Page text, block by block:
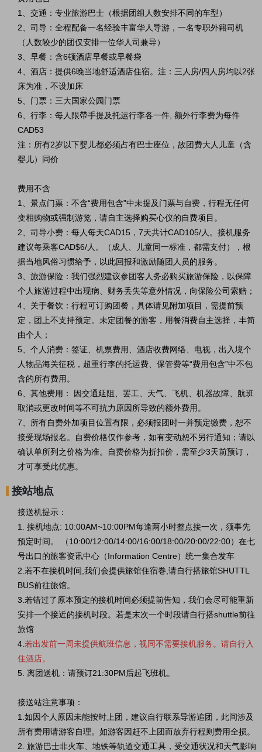
1、 交通：专业旅游巴士（根据团组人数安排不同的车型）
2、 司导： 全程配备一名经验丰富华人导游，一名专职外籍司机
（人数较少的团仅安排一位华人司兼导）
3、早餐：含6顿酒店早餐或早餐袋
4、酒店：提供6晚当地舒适酒店住宿。注：三人房/四人房均以2张
床为准，不设加床
5、门票：三大国家公园门票
6、行李：每人限帶手提及托运行李各一件, 额外行李费为每件
CAD53
注：所有2岁以下婴儿都必须占有巴士座位，故团费大人儿童（含
婴儿）同价
费用不含
1、景点门票：不含“费用包含”中未提及门票与自费，行程无任何
变相购物或强制游览，请自主选择购买心仪的自费项目。
2、司导小费： 每人每天CAD15，7天共计CAD105/人。 接机服务
建议每乘客CAD$6/人。 （成人、儿童同一标准，都需支付），根
据当地风俗习惯给予，以此回报和激励随团人员的服务。
3、旅游保险：我们强烈建议参团客人务必购买旅游保险，以保障
个人旅游过程中出现病、财务丢失等意外情况，向保险公司索赔；
4、关于餐饮：行程可订购团餐，具体请见附加项目，需提前预
定，团上不支持预定。未定团餐的游客，用餐消费自主选择，丰简
由个人；
5、个人消费：签证、机票费用、酒店收费网络、电视，出入境个
人物品海关征税，超重行李的托运费、保管费等“费用包含”中不包
含的所有费用。
6、其他费用： 因交通延阻、罢工、天气、飞机、机器故障、航班
取消或更改时间等不可抗力原因所导致的额外费用。
7、所有自费外加项目位置有限，必须报团时一并预定缴费，恕不
接受现场报名。自费价格仅作参考，如有变动恕不另行通知；请以
确认单所列之价格为准。自费价格为折扣价，需至少3天前预订，
才可享受此优惠。
接站地点
接送机提示：
1. 接机地点: 10:00AM~10:00PM每逢两小时整点接一次，须事先
预定时间。 （10:00/12:00/14:00/16:00/18:00/20:00/22:00）在七
号出口的旅客资讯中心（Information Centre）统一集合发车
2.若不在接机时间,我们会提供旅馆住宿巻,请自行搭旅馆SHUTTL
BUS前往旅馆。
3.若错过了原本预定的接机时间必须提前告知，我们会尽可能重新
安排一个接近的接机时段。若是末次一个时段请自行搭shuttle前往
旅馆
4. 若出发前一周未提供航班信息，视同不需要接机服务。请自行入
住酒店。
5. 离团送机：请预订21:30PM后起飞班机。
接送站注意事项 ：
1.如因个人原因未能按时上团，建议自行联系导游追团，此间涉及
所有费用请游客自理。如游客因赶不上团而放弃行程则费用全损。
2. 旅游巴士非火车、地铁等轨道交通工具，受交通状况和天气影响